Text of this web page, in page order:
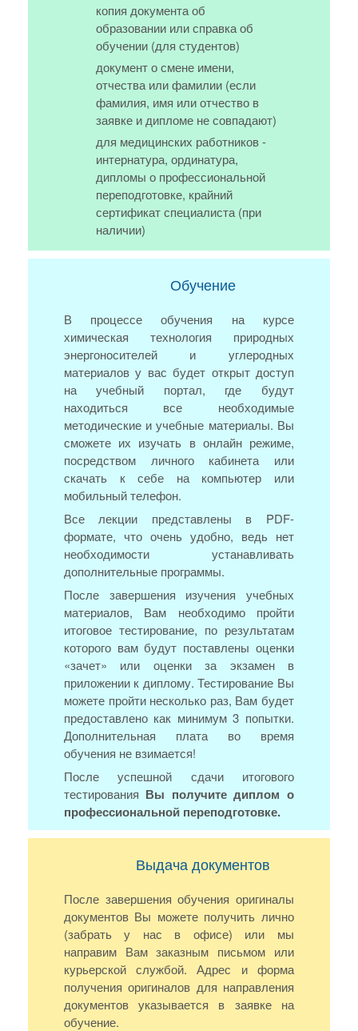
копия документа об
образовании или справка об
обучении (для студентов)
документ о смене имени,
отчества или фамилии (если
фамилия, имя или отчество в
заявке и дипломе не совпадают)
для медицинских работников -
интернатура, ординатура,
дипломы о профессиональной
переподготовке, крайний
сертификат специалиста (при
наличии)
Обучение
В процессе обучения на курсе
химическая технология природных
энергоносителей и углеродных
материалов у вас будет открыт доступ
на учебный портал, где будут
находиться все необходимые
методические и учебные материалы. Вы
сможете их изучать в онлайн режиме,
посредством личного кабинета или
скачать к себе на компьютер или
мобильный телефон.
Все лекции представлены в PDF-
формате, что очень удобно, ведь нет
необходимости устанавливать
дополнительные программы.
После завершения изучения учебных
материалов, Вам необходимо пройти
итоговое тестирование, по результатам
которого вам будут поставлены оценки
«зачет» или оценки за экзамен в
приложении к диплому. Тестирование Вы
можете пройти несколько раз, Вам будет
предоставлено как минимум 3 попытки.
Дополнительная плата во время
обучения не взимается!
После успешной сдачи итогового
тестирования Вы получите диплом о
профессиональной переподготовке.
Выдача документов
После завершения обучения оригиналы
документов Вы можете получить лично
(забрать у нас в офисе) или мы
направим Вам заказным письмом или
курьерской службой. Адрес и форма
получения оригиналов для направления
документов указывается в заявке на
обучение.